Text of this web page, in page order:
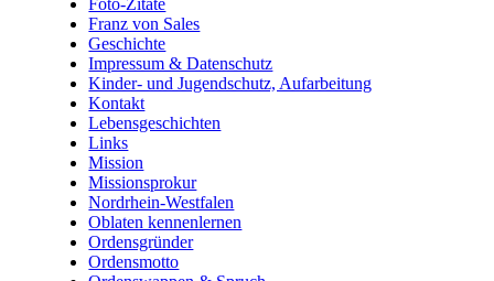
Franz von Sales
Geschichte
Impressum & Datenschutz
Kinder- und Jugendschutz, Aufarbeitung
Kontakt
Lebensgeschichten
Links
Mission
Missionsprokur
Nordrhein-Westfalen
Oblaten kennenlernen
Ordensgründer
Ordensmotto